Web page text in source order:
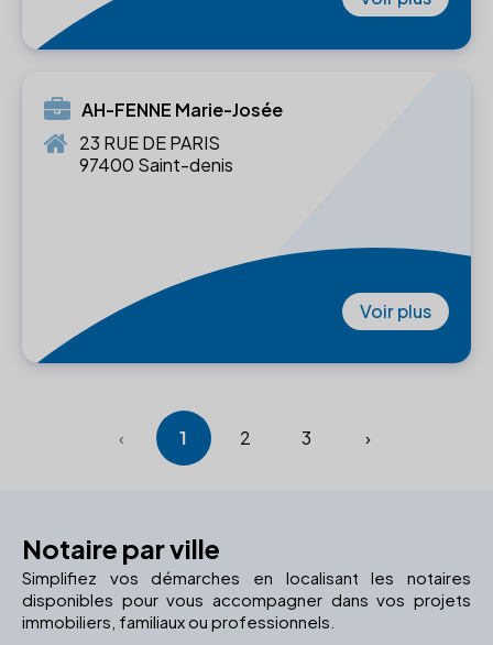
AH-FENNE Marie-Josée
23 RUE DE PARIS
97400 Saint-denis
Voir plus
‹ 1 2 3 ›
Notaire par ville
Simplifiez vos démarches en localisant les notaires
disponibles pour vous accompagner dans vos projets
immobiliers, familiaux ou professionnels.